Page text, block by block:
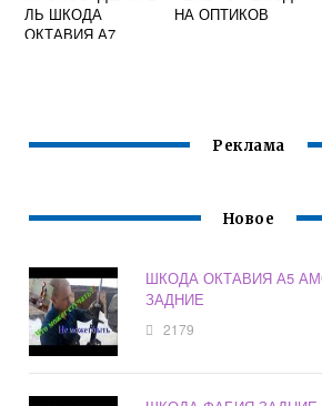
ЛЬ ШКОДА
ОКТАВИЯ А7
НА ОПТИКОВ
Реклама
Новое
ШКОДА ОКТАВИЯ А5
ЗАДНИЕ
2179